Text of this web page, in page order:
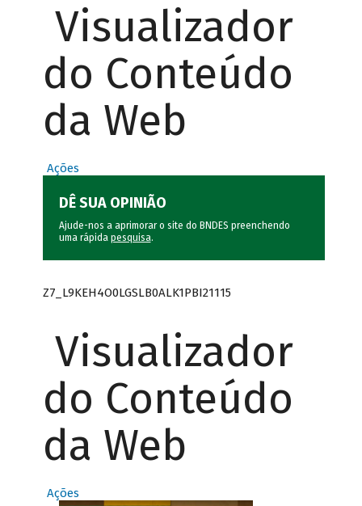
Visualizador
do Conteúdo
da Web
Ações
DÊ SUA OPINIÃO
Ajude-nos a aprimorar o site do BNDES preenchendo
uma rápida pesquisa.
Z7_L9KEH4O0LGSLB0ALK1PBI21115
Visualizador
do Conteúdo
da Web
Ações